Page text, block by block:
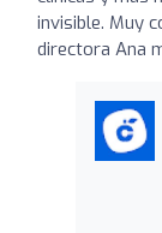
invisible. Muy
directora Ana